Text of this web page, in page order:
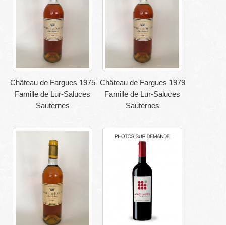
Château de Fargues 1975
Famille de Lur-Saluces
Sauternes
Château de Fargues 1979
Famille de Lur-Saluces
Sauternes